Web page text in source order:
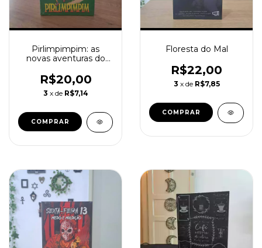
Pirlimpimpim: as
novas aventuras do
Amarelo
R$20,00
3 x de R$7,14
Floresta do Mal
R$22,00
3 x de R$7,85